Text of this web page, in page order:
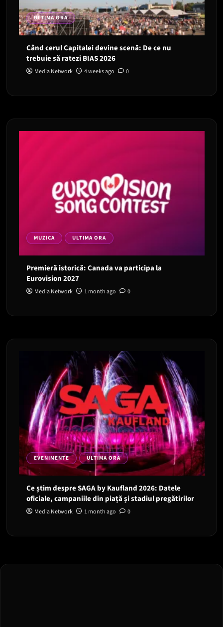
ULTIMA ORA
Când cerul Capitalei devine scenă: De ce nu
trebuie să ratezi BIAS 2026
Media Network 4 weeks ago 0
MUZICA ULTIMA ORA
Premieră istorică: Canada va participa la
Eurovision 2027
Media Network 1 month ago 0
EVENIMENTE ULTIMA ORA
Ce știm despre SAGA by Kaufland 2026: Datele
oficiale, campaniile din piață și stadiul pregătirilor
Media Network 1 month ago 0